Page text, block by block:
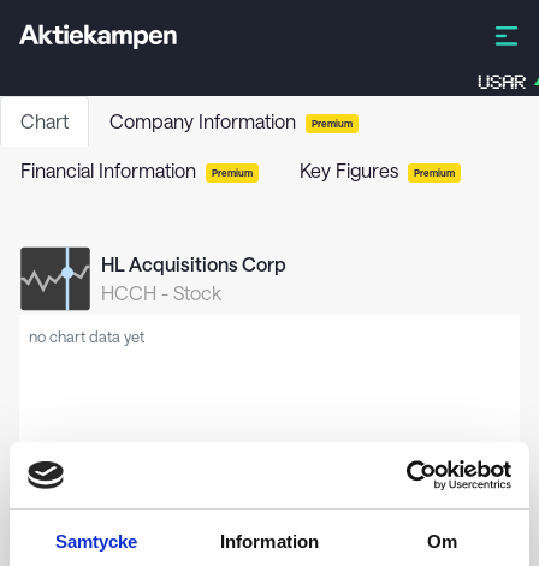
Samtycke Information Om
USAR
Chart Company Information Premium
Financial Information Premium Key Figures Premium
HL Acquisitions Corp
HCCH - Stock
no chart data yet